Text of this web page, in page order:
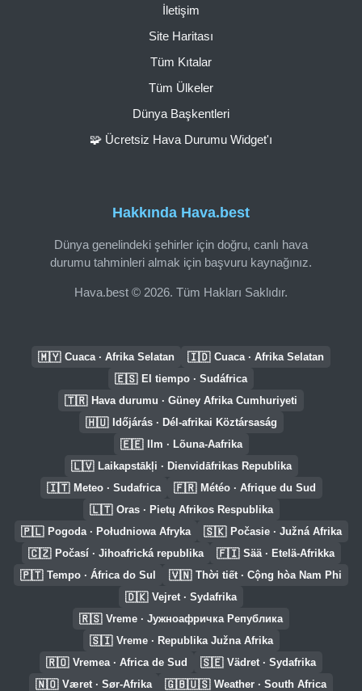
Hakkında Hava.best
Dünya genelindeki şehirler için doğru, canlı hava
durumu tahminleri almak için başvuru kaynağınız.
Hava.best © 2026. Tüm Hakları Saklıdır.
İletişim
Site Haritası
Tüm Kıtalar
Tüm Ülkeler
Dünya Başkentleri
🧩 Ücretsiz Hava Durumu Widget'ı
🇲🇾 Cuaca · Afrika Selatan 🇮🇩 Cuaca · Afrika Selatan
🇪🇸 El tiempo · Sudáfrica
🇹🇷 Hava durumu · Güney Afrika Cumhuriyeti
🇭🇺 Időjárás · Dél-afrikai Köztársaság
🇪🇪 Ilm · Lõuna-Aafrika
🇱🇻 Laikapstākļi · Dienvidāfrikas Republika
🇮🇹 Meteo · Sudafrica 🇫🇷 Météo · Afrique du Sud
🇱🇹 Oras · Pietų Afrikos Respublika
🇵🇱 Pogoda · Południowa Afryka 🇸🇰 Počasie · Južná Afrika
🇨🇿 Počasí · Jihoafrická republika 🇫🇮 Sää · Etelä-Afrikka
🇵🇹 Tempo · África do Sul 🇻🇳 Thời tiết · Cộng hòa Nam Phi
🇩🇰 Vejret · Sydafrika
🇷🇸 Vreme · Јужноафричка Република
🇸🇮 Vreme · Republika Južna Afrika
🇷🇴 Vremea · Africa de Sud 🇸🇪 Vädret · Sydafrika
🇳🇴 Været · Sør-Afrika 🇬🇧🇺🇸 Weather · South Africa